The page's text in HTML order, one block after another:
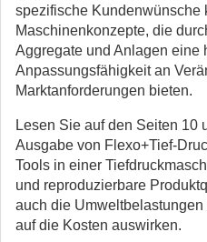
spezifische Kundenwünsche
Maschinenkonzep­te, die
Aggregate und Anlagen eine
Anpassungs­fähigkeit an
Marktanforderungen bieten.
Lesen Sie auf den Seiten 10
Ausgabe von Flexo+Tief-
Tools in einer
und reproduzierbare
auch die
auf die Kos­ten auswirken.